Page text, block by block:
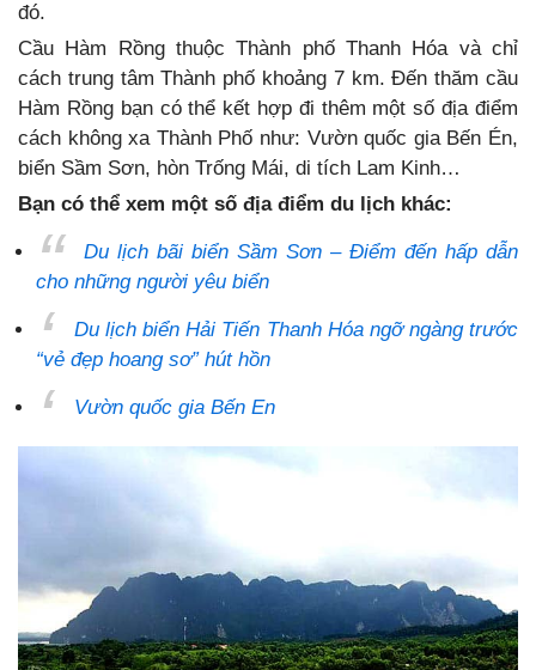
đó.
Cầu Hàm Rồng thuộc Thành phố Thanh Hóa và chỉ
cách trung tâm Thành phố khoảng 7 km. Đến thăm cầu
Hàm Rồng bạn có thể kết hợp đi thêm một số địa điểm
cách không xa Thành Phố như: Vườn quốc gia Bến Én,
biển Sầm Sơn, hòn Trống Mái, di tích Lam Kinh…
Bạn có thể xem một số địa điểm du lịch khác:
Du lịch bãi biển Sầm Sơn – Điểm đến hấp dẫn
cho những người yêu biển
Du lịch biển Hải Tiến Thanh Hóa ngỡ ngàng trước
“vẻ đẹp hoang sơ” hút hồn
Vườn quốc gia Bến En